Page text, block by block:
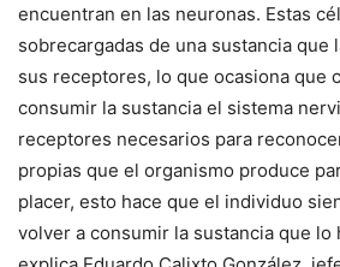
encuentran en las neuronas. Estas
sobrecargadas de una sustancia que
sus receptores, lo que ocasiona que
consumir la sustancia el sistema
receptores necesarios para
propias que el organismo produce
placer, esto hace que el individuo
volver a consumir la sustancia que lo